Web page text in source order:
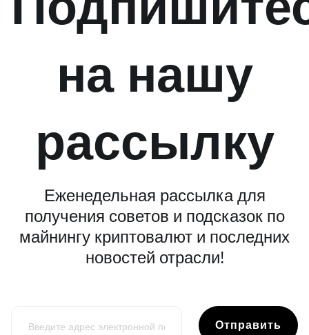
на нашу
рассылку
Еженедельная рассылка для
получения советов и подсказок по
майнингу криптовалют и последних
новостей отрасли!
Отправить